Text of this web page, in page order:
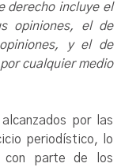
derecho incluye el
opiniones, el de
y el de
cualquier medio
por las
periodístico, lo
con parte de los